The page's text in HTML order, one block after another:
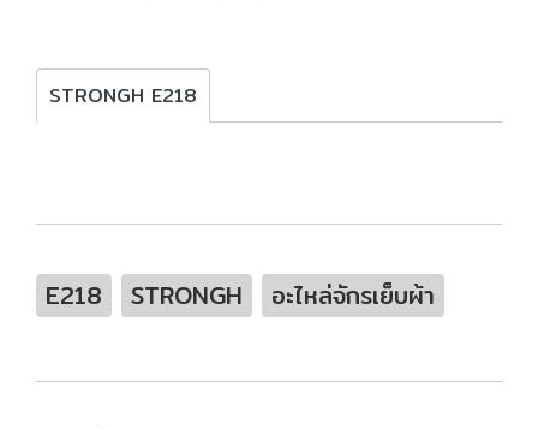
STRONGH E218
E218 STRONGH อะไหล่จักรเย็บผ้า